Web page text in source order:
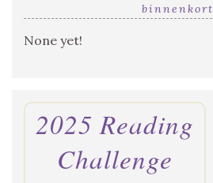
binnenkort
None yet!
2025 Reading
Challenge